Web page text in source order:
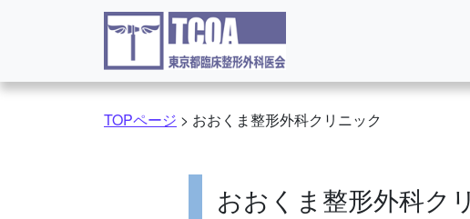
コンテンツへスキップ
TOPページ > おおくま整形外科クリニック
おおくま整形外科ク